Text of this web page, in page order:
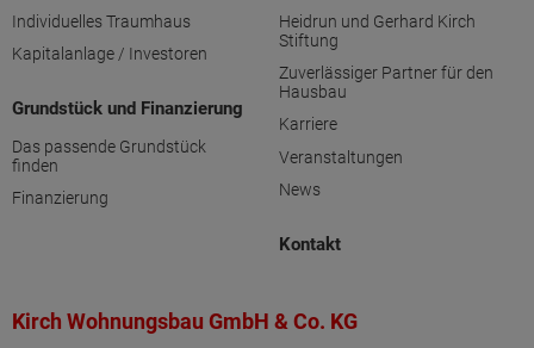
Individuelles Traumhaus
Kapitalanlage / Investoren
Grundstück und Finanzierung
Das passende Grundstück
finden
Finanzierung
Heidrun und Gerhard Kirch
Stiftung
Zuverlässiger Partner für den
Hausbau
Karriere
Veranstaltungen
News
Kontakt
Kirch Wohnungsbau GmbH & Co. KG